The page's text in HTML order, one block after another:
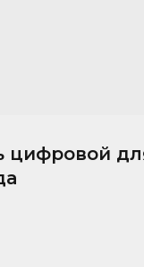
цифровой